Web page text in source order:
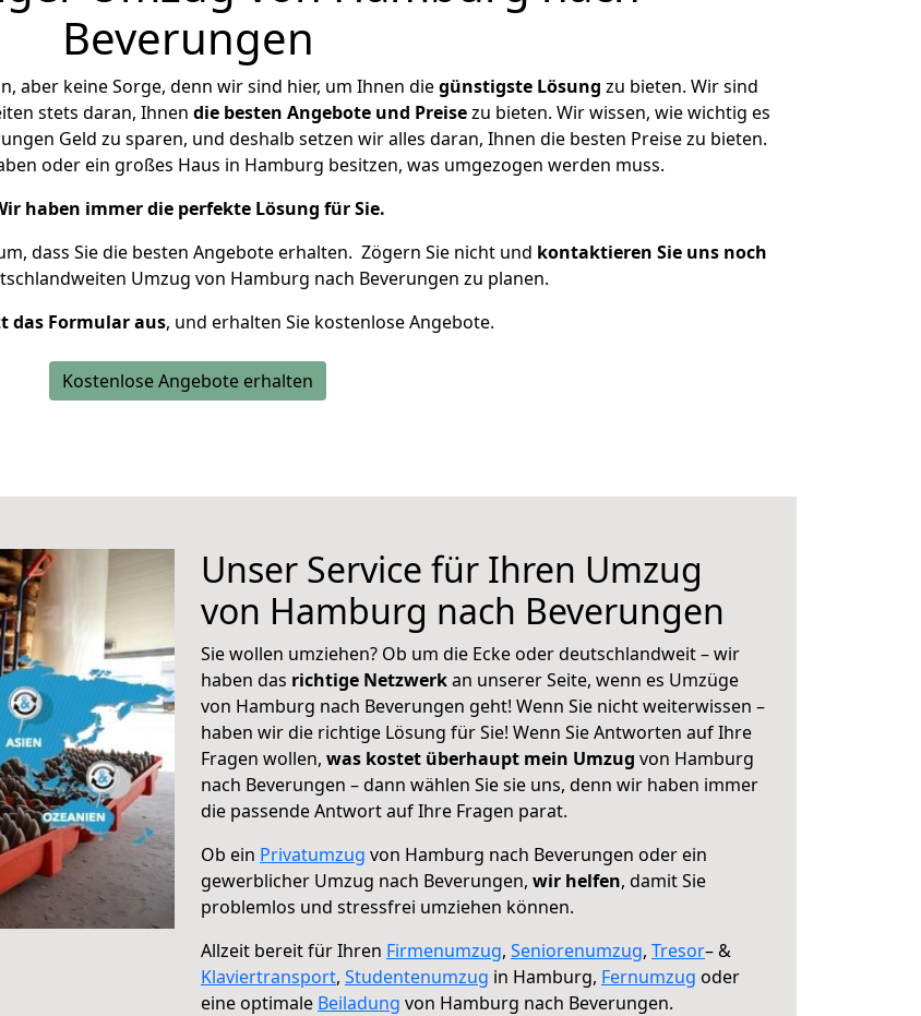
Beverungen
aber keine Sorge, denn wir sind hier, um Ihnen diegünstigste Lösung zu bieten. Wir sind
stets daran, Ihnen die besten Angebote und Preisezu bieten. Wir wissen, wie wichtig es
Geld zu sparen, und deshalb setzen wir alles daran, Ihnen die besten Preise zu bieten.
oder ein großes Haus in Hamburg besitzen, was umgezogen werden muss.
haben immer die perfekte Lösung für Sie.
dass Sie die besten Angebote erhalten. Zögern Sie nicht und kontaktieren Sie uns noch
Umzug von Hamburg nach Beverungen zu planen.
das Formular aus, und erhalten Sie kostenlose Angebote.
Kostenlose Angebote erhalten
Unser Service für Ihren Umzug
von Hamburg nach Beverungen
Sie wollen umziehen? Ob um die Ecke oder deutschlandweit – wir
haben das richtige Netzwerkan unserer Seite, wenn es Umzüge
von Hamburg nach Beverungen geht! Wenn Sie nicht weiterwissen –
haben wir die richtige Lösung für Sie! Wenn Sie Antworten auf Ihre
Fragen wollen, was kostet überhaupt mein Umzug von Hamburg
nach Beverungen – dann wählen Sie sie uns, denn wir haben immer
die passende Antwort auf Ihre Fragen parat.
Ob ein Privatumzug von Hamburg nach Beverungen oder ein
gewerblicher Umzug nach Beverungen, wir helfen, damit Sie
problemlos und stressfrei umziehen können.
Allzeit bereit für Ihren Firmenumzug, Seniorenumzug, Tresor– &
Klaviertransport, Studentenumzug in Hamburg, Fernumzug oder
eine optimale Beiladung von Hamburg nach Beverungen.